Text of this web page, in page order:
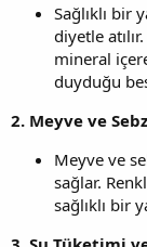
Sağlıklı bir
diyetle
mineral
duyduğu
2. Meyve ve
Meyve ve
sağlar.
sağlıklı bir